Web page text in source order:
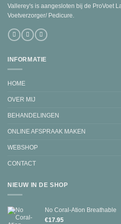
Vallerey's is aangesloten bij de ProVoet
Voetverzorger/ Pedicure.
INFORMATIE
HOME
OVER MIJ
BEHANDELINGEN
ONLINE AFSPRAAK MAKEN
WEBSHOP
CONTACT
NIEUW IN DE SHOP
No Coral-Ation Breathable
€17.95